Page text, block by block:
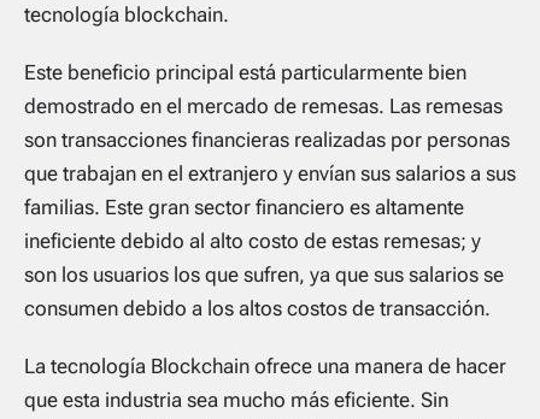
tecnología blockchain.
Este beneficio principal está particularmente bien
demostrado en el mercado de remesas. Las remesas
son transacciones financieras realizadas por personas
que trabajan en el extranjero y envían sus salarios a sus
familias. Este gran sector financiero es altamente
ineficiente debido al alto costo de estas remesas; y
son los usuarios los que sufren, ya que sus salarios se
consumen debido a los altos costos de transacción.
La tecnología Blockchain ofrece una manera de hacer
que esta industria sea mucho más eficiente. Sin